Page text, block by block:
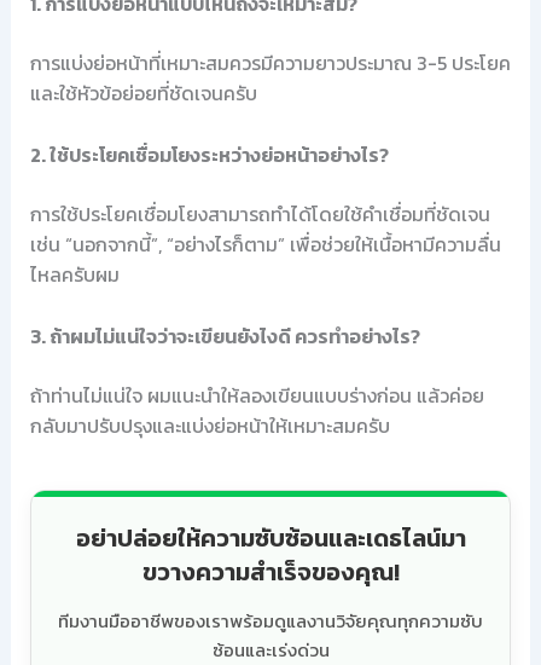
การแบ่งย่อหน้าที่เหมาะสมควรมีความยาวประมาณ 3-5 ประโยค
และใช้หัวข้อย่อยที่ชัดเจนครับ
2. ใช้ประโยคเชื่อมโยงระหว่างย่อหน้าอย่างไร?
การใช้ประโยคเชื่อมโยงสามารถทำได้โดยใช้คำเชื่อมที่ชัดเจน
เช่น “นอกจากนี้”, “อย่างไรก็ตาม” เพื่อช่วยให้เนื้อหามีความลื่น
ไหลครับผม
3. ถ้าผมไม่แน่ใจว่าจะเขียนยังไงดี ควรทำอย่างไร?
ถ้าท่านไม่แน่ใจ ผมแนะนำให้ลองเขียนแบบร่างก่อน แล้วค่อย
กลับมาปรับปรุงและแบ่งย่อหน้าให้เหมาะสมครับ
อย่าปล่อยให้ความซับซ้อนและเดธไลน์มา
ขวางความสำเร็จของคุณ!
ทีมงานมืออาชีพของเราพร้อมดูแลงานวิจัยคุณทุกความซับ
ซ้อนและเร่งด่วน